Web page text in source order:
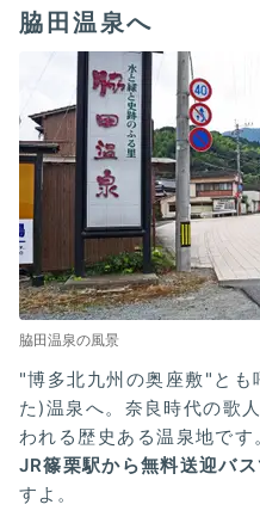
脇田温泉へ
脇田温泉の風景
"博多北九州の奥座敷"とも
た)温泉へ。奈良時代の歌
われる歴史ある温泉地です
JR篠栗駅から無料送迎バ
すよ。